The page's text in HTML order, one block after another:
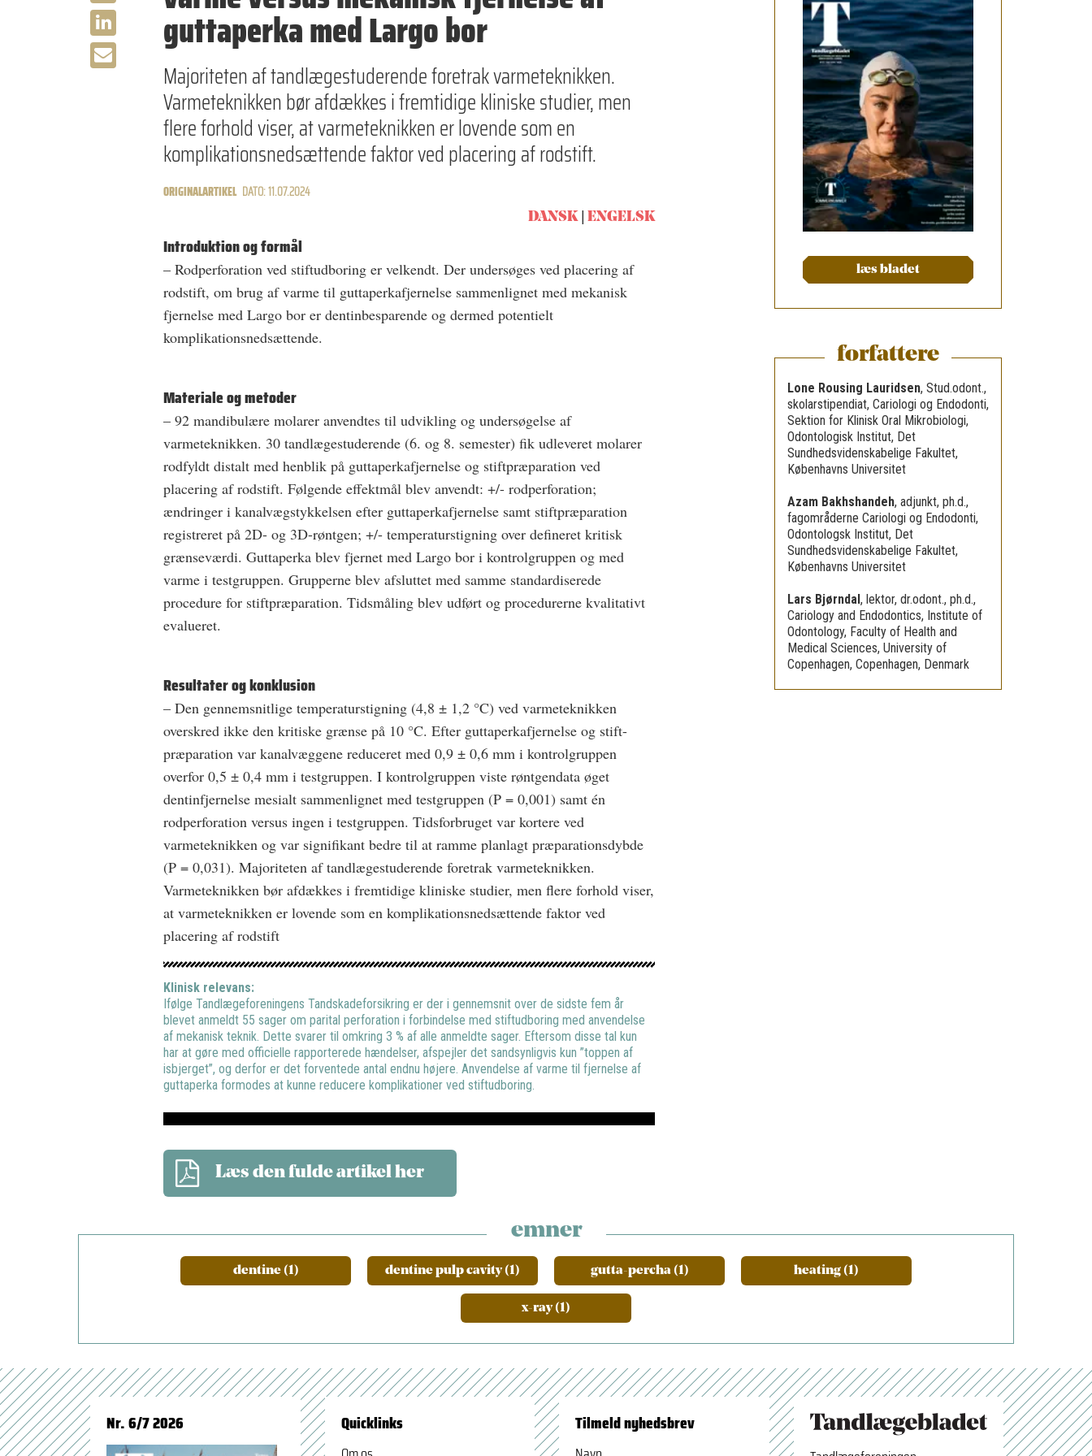
guttaperka med Largo bor
Majoriteten af tandlægestuderende foretrak varmeteknikken.
Varmeteknikken bør afdækkes i fremtidige kliniske studier, men
flere forhold viser, at varmeteknikken er lovende som en
komplikationsnedsættende faktor ved placering af rodstift.
ORIGINALARTIKEL DATO: 11.07.2024
DANSK ENGELSK
Introduktion og formål
– Rodperforation ved stiftudboring er velkendt. Der undersøges ved placering af
rodstift, om brug af varme til guttaperkafjernelse sammenlignet med mekanisk
fjernelse med Largo bor er dentinbesparende og dermed potentielt
komplikationsnedsættende.
Materiale og metoder
– 92 mandibulære molarer anvendtes til udvikling og undersøgelse af
varmeteknikken. 30 tandlægestuderende (6. og 8. semester) fik udleveret molarer
rodfyldt distalt med henblik på guttaperkafjernelse og stiftpræparation ved
placering af rodstift. Følgende effektmål blev anvendt: +/- rodperforation;
ændringer i kanalvægstykkelsen efter guttaperkafjernelse samt stiftpræparation
registreret på 2D- og 3D-røntgen; +/- temperaturstigning over defineret kritisk
grænseværdi. Guttaperka blev fjernet med Largo bor i kontrolgruppen og med
varme i testgruppen. Grupperne blev afsluttet med samme standardiserede
procedure for stiftpræparation. Tidsmåling blev udført og procedurerne kvalitativt
evalueret.
Resultater og konklusion
– Den gennemsnitlige temperaturstigning (4,8 ± 1,2 °C) ved varmeteknikken
overskred ikke den kritiske grænse på 10 °C. Efter guttaperkafjernelse og stift-
præparation var kanalvæggene reduceret med 0,9 ± 0,6 mm i kontrolgruppen
overfor 0,5 ± 0,4 mm i testgruppen. I kontrolgruppen viste røntgendata øget
dentinfjernelse mesialt sammenlignet med testgruppen (P = 0,001) samt én
rodperforation versus ingen i testgruppen. Tidsforbruget var kortere ved
varmeteknikken og var signifikant bedre til at ramme planlagt præparationsdybde
(P = 0,031). Majoriteten af tandlægestuderende foretrak varmeteknikken.
Varmeteknikken bør afdækkes i fremtidige kliniske studier, men flere forhold viser,
at varmeteknikken er lovende som en komplikationsnedsættende faktor ved
placering af rodstift
Klinisk relevans:
Ifølge Tandlægeforeningens Tandskadeforsikring er der i gennemsnit over de sidste fem år
blevet anmeldt 55 sager om parital perforation i forbindelse med stiftudboring med anvendelse
af mekanisk teknik. Dette svarer til omkring 3 % af alle anmeldte sager. Eftersom disse tal kun
har at gøre med officielle rapporterede hændelser, afspejler det sandsynligvis kun ”toppen af
isbjerget”, og derfor er det forventede antal endnu højere. Anvendelse af varme til fjernelse af
guttaperka formodes at kunne reducere komplikationer ved stiftudboring.
Læs den fulde artikel her
læs bladet
forfattere
Lone Rousing Lauridsen, Stud.odont.,
skolarstipendiat, Cariologi og Endodonti,
Sektion for Klinisk Oral Mikrobiologi,
Odontologisk Institut, Det
Sundhedsvidenskabelige Fakultet,
Københavns Universitet
Azam Bakhshandeh, adjunkt, ph.d.,
fagområderne Cariologi og Endodonti,
Odontologsk Institut, Det
Sundhedsvidenskabelige Fakultet,
Københavns Universitet
Lars Bjørndal, lektor, dr.odont., ph.d.,
Cariology and Endodontics, Institute of
Odontology, Faculty of Health and
Medical Sciences, University of
Copenhagen, Copenhagen, Denmark
emner
dentine (1) dentine pulp cavity (1) gutta-percha (1) heating (1)
x-ray (1)
Nr. 6/7 2026 Quicklinks Tilmeld nyhedsbrev